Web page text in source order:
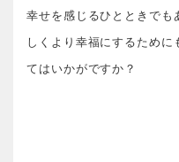
幸せを感じるひとときでも
しくより幸福にするため
てはいかがですか？